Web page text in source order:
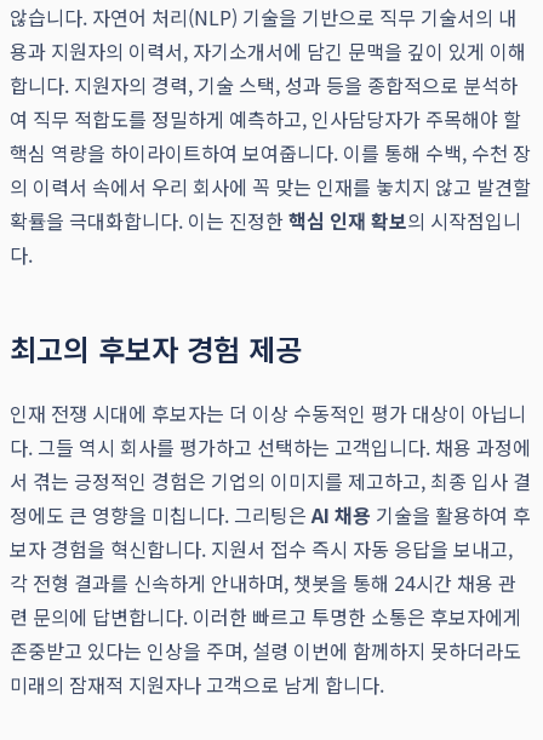
않습니다. 자연어 처리(NLP) 기술을 기반으로 직무 기술서의 내
용과 지원자의 이력서, 자기소개서에 담긴 문맥을 깊이 있게 이해
합니다. 지원자의 경력, 기술 스택, 성과 등을 종합적으로 분석하
여 직무 적합도를 정밀하게 예측하고, 인사담당자가 주목해야 할
핵심 역량을 하이라이트하여 보여줍니다. 이를 통해 수백, 수천 장
의 이력서 속에서 우리 회사에 꼭 맞는 인재를 놓치지 않고 발견할
확률을 극대화합니다. 이는 진정한핵심 인재 확보의 시작점입니
다.
최고의 후보자 경험 제공
인재 전쟁 시대에 후보자는 더 이상 수동적인 평가 대상이 아닙니
다. 그들 역시 회사를 평가하고 선택하는 고객입니다. 채용 과정에
서 겪는 긍정적인 경험은 기업의 이미지를 제고하고, 최종 입사 결
정에도 큰 영향을 미칩니다. 그리팅은AI 채용 기술을 활용하여 후
보자 경험을 혁신합니다. 지원서 접수 즉시 자동 응답을 보내고,
각 전형 결과를 신속하게 안내하며, 챗봇을 통해 24시간 채용 관
련 문의에 답변합니다. 이러한 빠르고 투명한 소통은 후보자에게
존중받고 있다는 인상을 주며, 설령 이번에 함께하지 못하더라도
미래의 잠재적 지원자나 고객으로 남게 합니다.